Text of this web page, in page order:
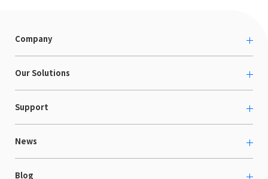
Company
About us
カルチャー
採用情報
Our Solutions
越境ECコンサルティング
Shopee支援
LaunchCart
Support
お役立ち資料
セミナー情報
News
プレスリリース
Blog